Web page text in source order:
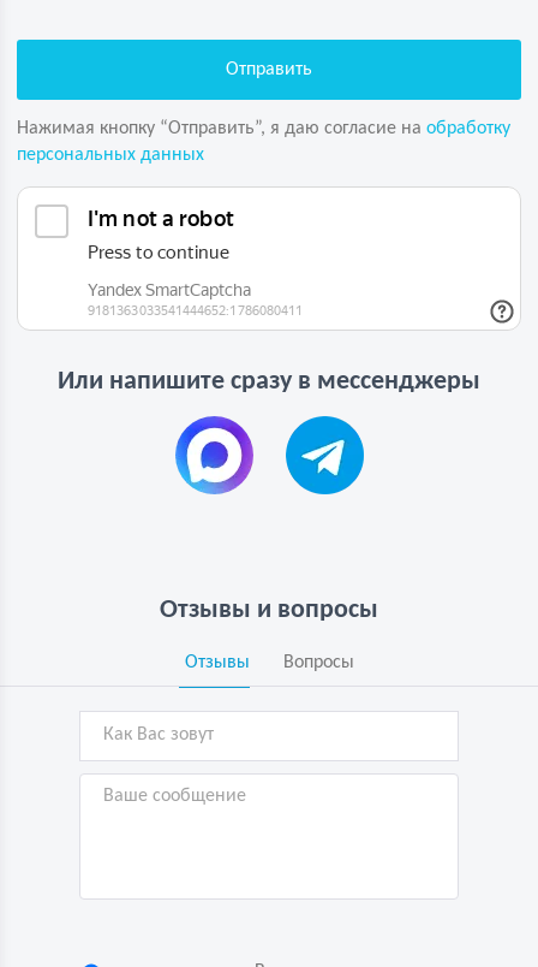
Нажимая кнопку “Отправить”, я даю согласие на обработку
персональных данных
Или напишите сразу в мессенджеры
Отзывы и вопросы
Отзывы Вопросы